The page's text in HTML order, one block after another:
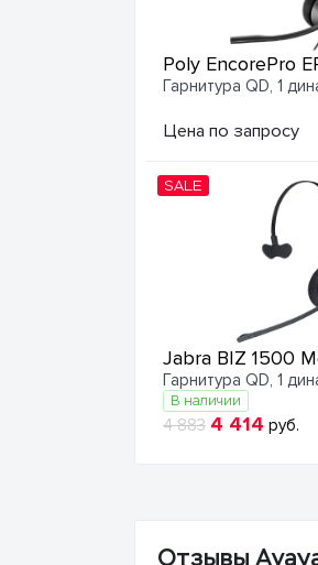
Poly EncorePro
Гарнитура QD, 1
Цена по запросу
SALE
Jabra BIZ 1500
Гарнитура QD, 1
В наличии
4 883 4 414 руб.
Отзывы